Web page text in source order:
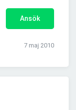
Ansök
7 maj 2010